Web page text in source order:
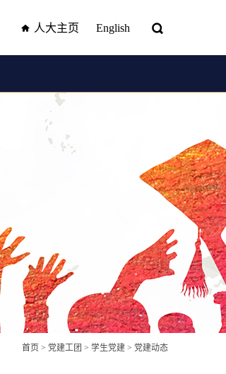
人大主页 English
首页 > 党建工团 > 学生党建 > 党建动态